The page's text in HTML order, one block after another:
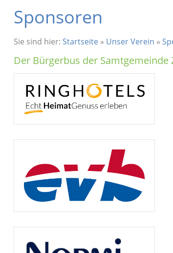
Sponsoren
Sie sind hier: Startseite » Unser Verein »
Der Bürgerbus der